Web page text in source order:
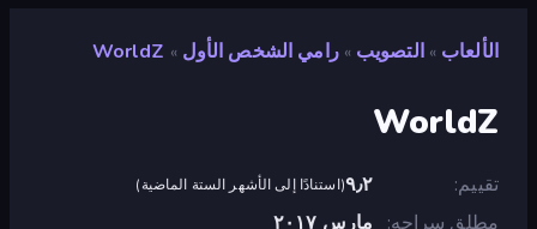
الألعاب » التصويب » رامي الشخص الأول »
WorldZ
WorldZ
تقييم ٩٫٢(استنادًا إلى الأشهر الستة الماضية)
مطلق سراحه
مارس ٢٠١٧